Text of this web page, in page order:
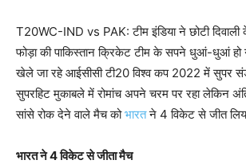
T20WC-IND vs PAK: टीम इंडिया ने छोटी दिवाली
फोड़ा की पाकिस्तान क्रिकेट टीम के सपने धुआं-धुआं
खेले जा रहे आईसीसी टी20 विश्व कप 2022 में सुपर
सुपरहिट मुकाबले में रोमांच अपने चरम पर रहा लेकिन
सांसे रोक देने वाले मैच कोभारतने 4 विकेट से जीत
भारत ने 4 विकेट से जीता मैच